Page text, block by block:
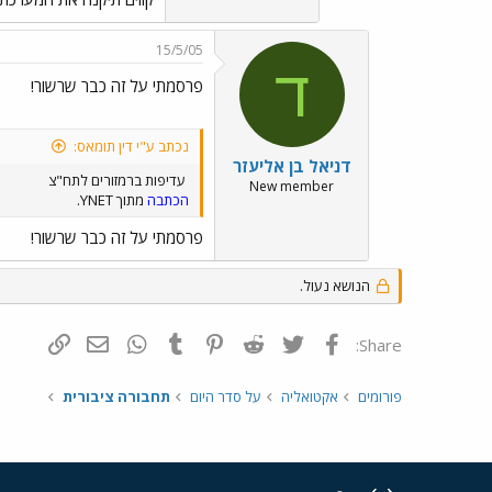
ד
דניאל בן אליעזר
New member
15/5/05
פרסמתי על זה כבר שרשור!
נכתב ע"י דין תומאס:
עדיפות ברמזורים לתח"צ
הכתבה מתוך YNET.
פרסמתי על זה כבר שרשור!
הנושא נעול.
Share: פייסבוק Twitter
Reddit
Pinterest
Tumblr
WhatsAppדואר אלקטרוני
פורומים אקטואליה על סדר היום תחבורה ציבורית